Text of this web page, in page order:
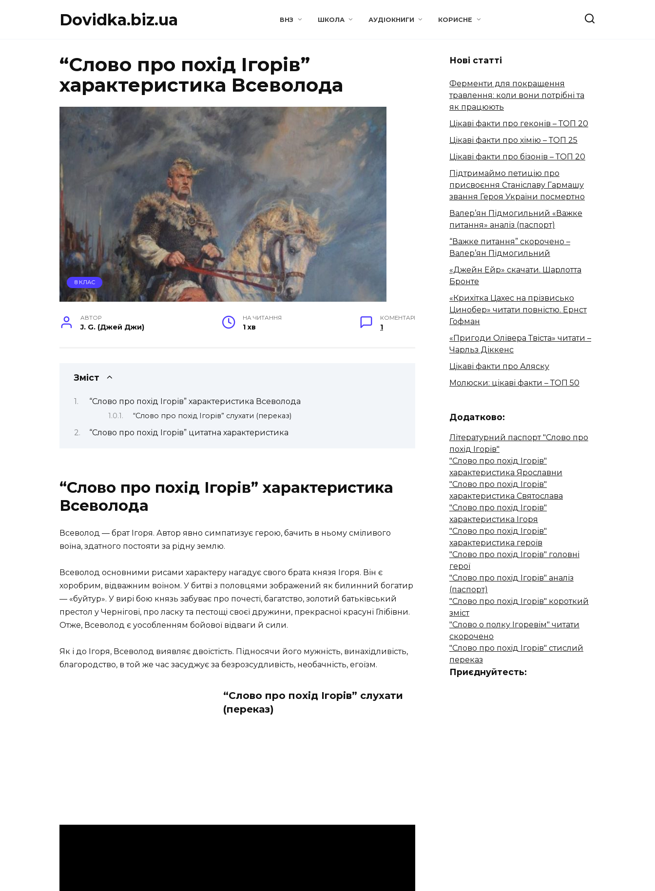
Dovidka.biz.ua ВНЗ ШКОЛА АУДІОКНИГИ КОРИСНЕ
“Слово про похід Ігорів”
характеристика Всеволода
8 КЛАС
АВТОР
J. G. (Джей Джи)
НА ЧИТАННЯ
1 хв
КОМЕНТАРІ
1
Зміст
“Слово про похід Ігорів” характеристика Всеволода
“Слово про похід Ігорів” слухати (переказ)
“Слово про похід Ігорів” цитатна характеристика
“Слово про похід Ігорів” характеристика
Всеволода
Всеволод — брат Ігоря. Автор явно симпатизує герою, бачить в ньому сміливого
воїна, здатного постояти за рідну землю.
Всеволод основними рисами характеру нагадує свого брата князя Ігоря. Він є
хоробрим, відважним воїном. У битві з половцями зображений як билинний богатир
— «буйтур». У вирі бою князь забуває про почесті, багатство, золотий батьківський
престол у Чернігові, про ласку та пестощі своєї дружини, прекрасної красуні Глібівни.
Отже, Всеволод є уособленням бойової відваги й сили.
Як і до Ігоря, Всеволод виявляє двоїстість. Підносячи його мужність, винахідливість,
благородство, в той же час засуджує за безрозсудливість, необачність, егоїзм.
“Слово про похід Ігорів” слухати
(переказ)
Нові статті
Ферменти для покращення
травлення: коли вони потрібні та
як працюють
Цікаві факти про геконів – ТОП 20
Цікаві факти про хімію – ТОП 25
Цікаві факти про бізонів – ТОП 20
Підтримаймо петицію про
присвоєння Станіславу Гармашу
звання Героя України посмертно
Валер’ян Підмогильний «Важке
питання» аналіз (паспорт)
“Важке питання” скорочено –
Валер’ян Підмогильний
«Джейн Ейр» скачати. Шарлотта
Бронте
«Крихітка Цахес на прізвисько
Цинобер» читати повністю. Ернст
Гофман
«Пригоди Олівера Твіста» читати –
Чарльз Діккенс
Цікаві факти про Аляску
Молюски: цікаві факти – ТОП 50
Додатково:
Літературний паспорт "Слово про
похід Ігорів"
"Слово про похід Ігорів"
характеристика Ярославни
"Слово про похід Ігорів"
характеристика Святослава
"Слово про похід Ігорів"
характеристика Ігоря
"Слово про похід Ігорів"
характеристика героїв
"Слово про похід Ігорів" головні
герої
"Слово про похід Ігорів" аналіз
(паспорт)
"Слово про похід Ігорів" короткий
зміст
"Слово о полку Ігоревім" читати
скорочено
"Слово про похід Ігорів" стислий
переказ
Приєднуйтесть: